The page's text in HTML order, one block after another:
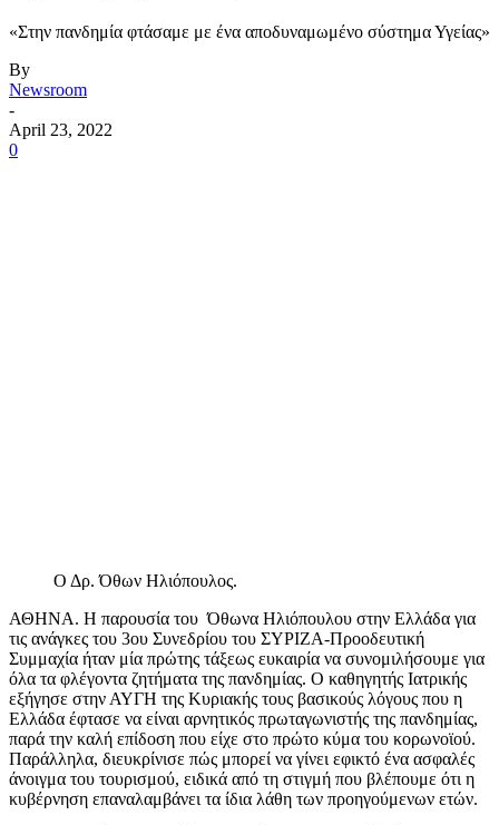
«Στην πανδημία φτάσαμε με ένα αποδυναμωμένο σύστημα Υγείας»
By
Newsroom
-
April 23, 2022
0
Ο Δρ. Όθων Ηλιόπουλος.
ΑΘΗΝΑ. Η παρουσία του Όθωνα Ηλιόπουλου στην Ελλάδα για
τις ανάγκες του 3ου Συνεδρίου του ΣΥΡΙΖΑ-Προοδευτική
Συμμαχία ήταν μία πρώτης τάξεως ευκαιρία να συνομιλήσουμε για
όλα τα φλέγοντα ζητήματα της πανδημίας. Ο καθηγητής Ιατρικής
εξήγησε στην ΑΥΓΗ της Κυριακής τους βασικούς λόγους που η
Ελλάδα έφτασε να είναι αρνητικός πρωταγωνιστής της πανδημίας,
παρά την καλή επίδοση που είχε στο πρώτο κύμα του κορωνοϊού.
Παράλληλα, διευκρίνισε πώς μπορεί να γίνει εφικτό ένα ασφαλές
άνοιγμα του τουρισμού, ειδικά από τη στιγμή που βλέπουμε ότι η
κυβέρνηση επαναλαμβάνει τα ίδια λάθη των προηγούμενων ετών.